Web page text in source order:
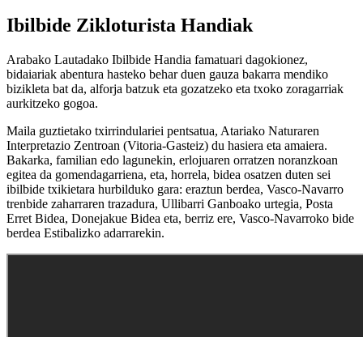
Ibilbide Zikloturista Handiak
Arabako Lautadako Ibilbide Handia famatuari dagokionez,
bidaiariak abentura hasteko behar duen gauza bakarra mendiko
bizikleta bat da, alforja batzuk eta gozatzeko eta txoko zoragarriak
aurkitzeko gogoa.
Maila guztietako txirrindulariei pentsatua, Atariako Naturaren
Interpretazio Zentroan (Vitoria-Gasteiz) du hasiera eta amaiera.
Bakarka, familian edo lagunekin, erlojuaren orratzen noranzkoan
egitea da gomendagarriena, eta, horrela, bidea osatzen duten sei
ibilbide txikietara hurbilduko gara: eraztun berdea, Vasco-Navarro
trenbide zaharraren trazadura, Ullibarri Ganboako urtegia, Posta
Erret Bidea, Donejakue Bidea eta, berriz ere, Vasco-Navarroko bide
berdea Estibalizko adarrarekin.